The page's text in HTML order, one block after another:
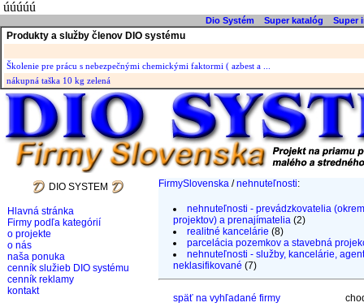
úúúúú
Dio Systém Super katalóg Super
Produkty a služby členov DIO systému
Školenie pre prácu s nebezpečnými chemickými faktormi ( azbest a ...
nákupná taška 10 kg zelená
DIO SYSTEM
Hlavná stránka
Firmy podľa kategórií
o projekte
o nás
naša ponuka
cenník služieb DIO systému
cenník reklamy
kontakt
FirmySlovenska /nehnuteľnosti:
nehnuteľnosti - prevádzkovatelia (okrem
projektov) a prenajímatelia (2)
realitné kancelárie (8)
parcelácia pozemkov a stavebná
nehnuteľnosti - služby, kancelárie,
neklasifikované (7)
späť na vyhľadané firmy